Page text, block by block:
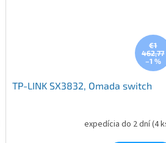
€1
462,77
–1 %
TP-LINK SX3832, Omada switch
expedícia do 2 dní(4